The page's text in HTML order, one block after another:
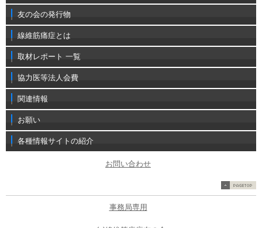
友の会の発行物
線維筋痛症とは
取材レポート 一覧
協力医等法人会費
関連情報
お願い
各種情報サイトの紹介
お問い合わせ
事務局専用